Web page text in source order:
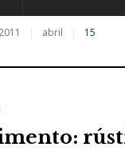
2011 abril 15